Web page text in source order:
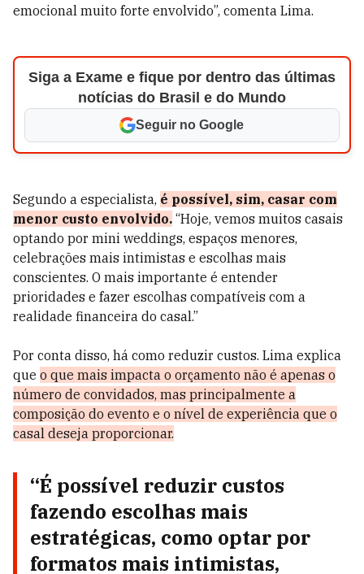
emocional muito forte envolvido”, comenta Lima.
Siga a Exame e fique por dentro das últimas
notícias do Brasil e do Mundo
Seguir no Google
Segundo a especialista, é possível, sim, casar com
menor custo envolvido. “Hoje, vemos muitos casais
optando por mini weddings, espaços menores,
celebrações mais intimistas e escolhas mais
conscientes. O mais importante é entender
prioridades e fazer escolhas compatíveis com a
realidade financeira do casal.”
Por conta disso, há como reduzir custos. Lima explica
que o que mais impacta o orçamento não é apenas o
número de convidados, mas principalmente a
composição do evento e o nível de experiência que o
casal deseja proporcionar.
“É possível reduzir custos
fazendo escolhas mais
estratégicas, como optar por
formatos mais intimistas,